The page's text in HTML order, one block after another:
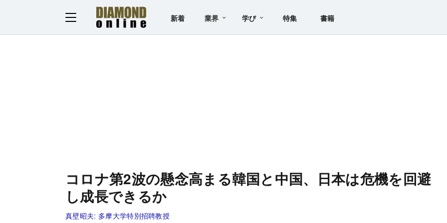
新着 業界 学び 特集 書籍
コロナ第2波の懸念高まる韓国と中国、日本は危機を回避
し成長できるか
真壁昭夫: 多摩大学特別招聘教授